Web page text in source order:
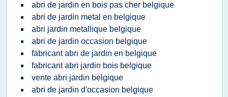
abri de jardin en bois pas cher belgique
abri de jardin metal en belgique
abri jardin metallique belgique
abri de jardin occasion belgique
fabricant abri de jardin en belgique
fabricant abri jardin bois belgique
vente abri jardin belgique
abri de jardin d'occasion belgique